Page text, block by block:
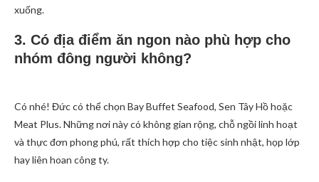
xuống.
3. Có địa điểm ăn ngon nào phù hợp cho
nhóm đông người không?
Có nhé! Đức có thể chọn Bay Buffet Seafood, Sen Tây Hồ hoặc
Meat Plus. Những nơi này có không gian rộng, chỗ ngồi linh hoạt
và thực đơn phong phú, rất thích hợp cho tiệc sinh nhật, họp lớp
hay liên hoan công ty.